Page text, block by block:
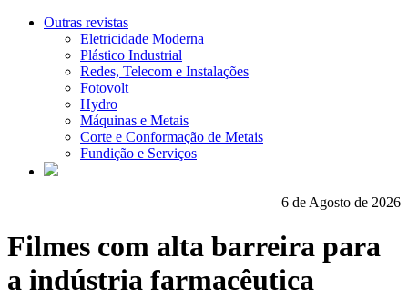
Outras revistas
Eletricidade Moderna
Plástico Industrial
Redes, Telecom e Instalações
Fotovolt
Hydro
Máquinas e Metais
Corte e Conformação de Metais
Fundição e Serviços
6 de Agosto de 2026
Filmes com alta barreira para
a indústria farmacêutica